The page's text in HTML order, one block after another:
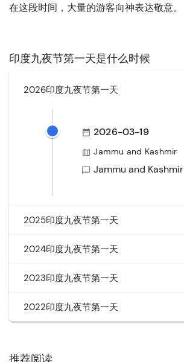
在这段时间，大量的游客向神表达敬意。
印度九夜节第一天是什么时候
2026印度九夜节第一天
2026-03-19
Jammu and Kashmir
Jammu and Kashmir
2025印度九夜节第一天
2024印度九夜节第一天
2023印度九夜节第一天
2022印度九夜节第一天
推荐阅读